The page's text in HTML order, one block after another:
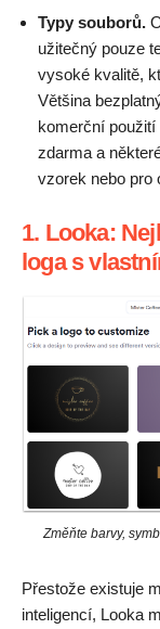
Typy souborů.
užitečný pouze
vysoké kvalitě,
Většina
komerční
zdarma a
vzorek nebo pro
1. Looka:
loga s
Změňte barvy,
Přestože existuje
inteligencí, Looka